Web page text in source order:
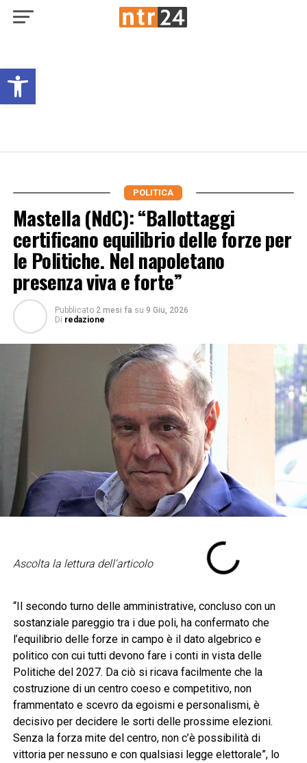
Open toolbar
POLITICA
Mastella (NdC): “Ballottaggi
certificano equilibrio delle forze per
le Politiche. Nel napoletano
presenza viva e forte”
Pubblicato 2 mesi fa su 9 Giu, 2026
Di redazione
Ascolta la lettura dell'articolo
“Il secondo turno delle amministrative, concluso con un
sostanziale pareggio tra i due poli, ha confermato che
l’equilibrio delle forze in campo è il dato algebrico e
politico con cui tutti devono fare i conti in vista delle
Politiche del 2027. Da ciò si ricava facilmente che la
costruzione di un centro coeso e competitivo, non
frammentato e scevro da egoismi e personalismi, è
decisivo per decidere le sorti delle prossime elezioni.
Senza la forza mite del centro, non c’è possibilità di
vittoria per nessuno e con qualsiasi legge elettorale”, lo